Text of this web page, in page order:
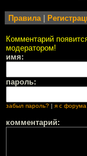
Правила
Комментарий
модератором!
имя:
пароль:
забыл пароль? | я с форума
комментарий: